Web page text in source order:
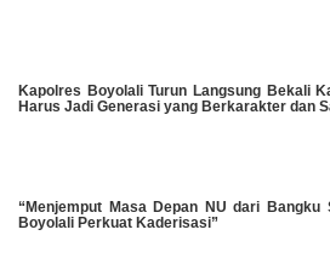
Kapolres Boyolali Turun Langsung Bekali
Harus Jadi Generasi yang Berkarakter dan
“Menjemput Masa Depan NU dari Bangku
Boyolali Perkuat Kaderisasi”